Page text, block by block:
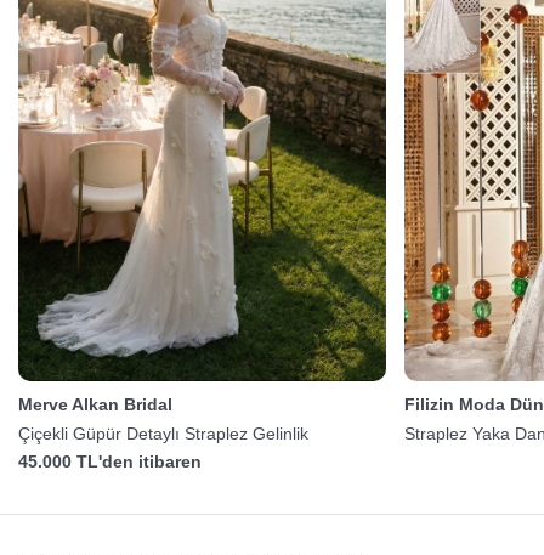
Merve Alkan Bridal
Çiçekli Güpür Detaylı Straplez Gelinlik
45.000 TL'den itibaren
Filizin Moda
Straplez Yaka